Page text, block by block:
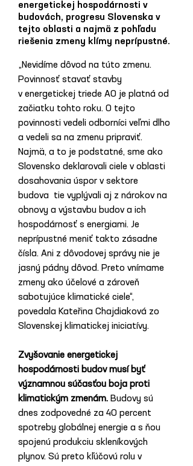
energetickej hospodárnosti v
budovách, progresu Slovenska v
tejto oblasti a najmä z pohľadu
riešenia zmeny klímy neprípustné.
„Nevidíme dôvod na túto zmenu.
Povinnosť stavať stavby
v energetickej triede A0 je platná od
začiatku tohto roku. O tejto
povinnosti vedeli odborníci veľmi dlho
a vedeli sa na zmenu pripraviť.
Najmä, a to je podstatné, sme ako
Slovensko deklarovali ciele v oblasti
dosahovania úspor v sektore
budova  tie vyplývali aj z nárokov na
obnovy a výstavbu budov a ich
hospodárnosť s energiami. Je
neprípustné meniť takto zásadne
čísla. Ani z dôvodovej správy nie je
jasný pádny dôvod. Preto vnímame
zmeny ako účelové a zároveň
sabotujúce klimatické ciele“,
povedala Kateřina Chajdiaková zo
Slovenskej klimatickej iniciatívy.
Zvyšovanie energetickej
hospodárnosti budov musí byť
významnou súčasťou boja proti
klimatickým zmenám. Budovy sú
dnes zodpovedné za 40 percent
spotreby globálnej energie a s ňou
spojenú produkciu skleníkových
plynov. Sú preto kľúčovú rolu v